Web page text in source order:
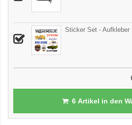
Sticker Set - Aufkleber
6Artikel in den